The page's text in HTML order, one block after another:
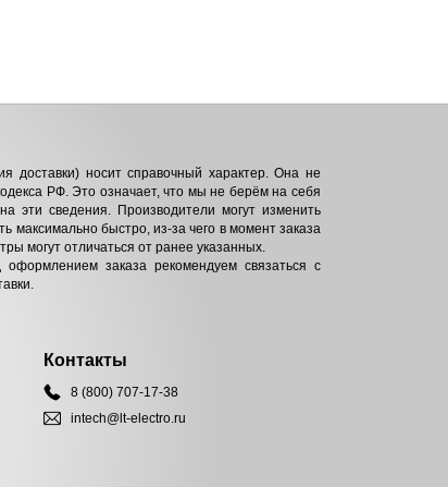
доставки) носит справочный характер. Она не
РФ. Это означает, что мы не берём на себя
эти сведения. Производители могут изменить
максимально быстро, из-за чего в момент заказа
могут отличаться от ранее указанных.
оформлением заказа рекомендуем связаться с
Контакты
8 (800) 707-17-38
intech@lt-electro.ru